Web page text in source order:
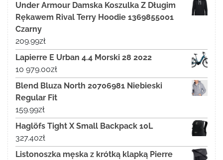
Under Armour Damska Koszulka Z Długim
Rękawem Rival Terry Hoodie 1369855001
Czarny
209.99zł
Lapierre E Urban 4.4 Morski 28 2022
10 979.00zł
Blend Bluza North 20706981 Niebieski
Regular Fit
159.99zł
Haglöfs Tight X Small Backpack 10L
327.40zł
Listonoszka męska z krótką klapką Pierre